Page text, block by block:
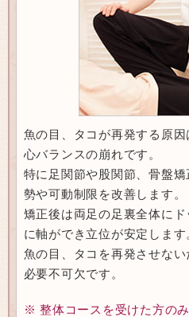
魚の目、タコが再発する原
心バランスの崩れです。
特に足関節や股関節、骨盤
勢や可動制限を改善します。
矯正後は両足の足裏全体に
に軸ができ立位が安定します
魚の目、タコを再発させな
必要不可欠です。
※ 整体コースを受けた方のみ